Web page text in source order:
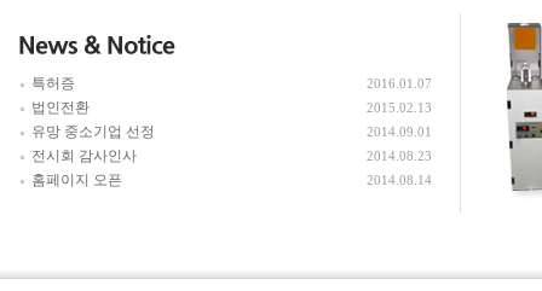
특허증 2016.01.07
법인전환 2015.02.13
유망 중소기업 선정 2014.09.01
전시회 감사인사 2014.08.23
홈페이지 오픈 2014.08.14